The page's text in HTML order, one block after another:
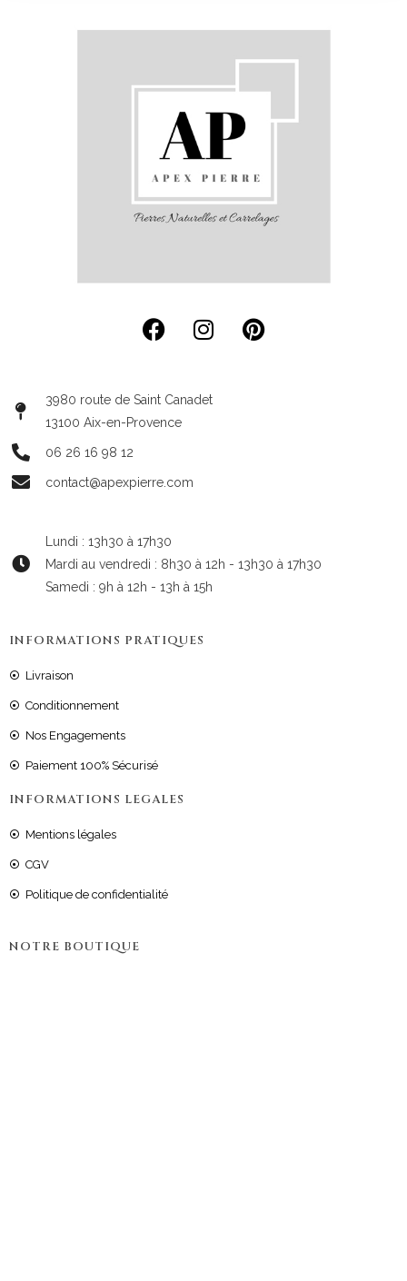
3980 route de Saint Canadet
13100 Aix-en-Provence
06 26 16 98 12
contact@apexpierre.com
Lundi : 13h30 à 17h30
Mardi au vendredi : 8h30 à 12h - 13h30 à 17h30
Samedi : 9h à 12h - 13h à 15h
INFORMATIONS PRATIQUES
Livraison
Conditionnement
Nos Engagements
Paiement 100% Sécurisé
INFORMATIONS LEGALES
Mentions légales
CGV
Politique de confidentialité
NOTRE BOUTIQUE